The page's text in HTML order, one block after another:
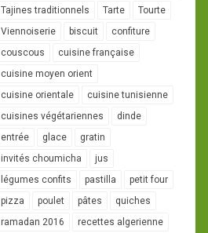
Tajines traditionnels
Tarte
Tourte
Viennoiserie
biscuit
confiture
couscous
cuisine française
cuisine moyen orient
cuisine orientale
cuisine tunisienne
cuisines végétariennes
dinde
entrée
glace
gratin
invités choumicha
jus
légumes confits
pastilla
petit four
pizza
poulet pâtes
quiches
ramadan 2016
recettes algerienne